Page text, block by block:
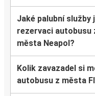
Jaké palubní
rezervaci autobusu
města Neapol?
Kolik zavazadel si
autobusu z města